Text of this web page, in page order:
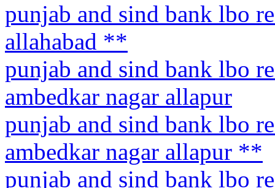
punjab and sind bank lbo
allahabad **
punjab and sind bank lbo
ambedkar nagar allapur
punjab and sind bank lbo
ambedkar nagar allapur **
punjab and sind bank lbo